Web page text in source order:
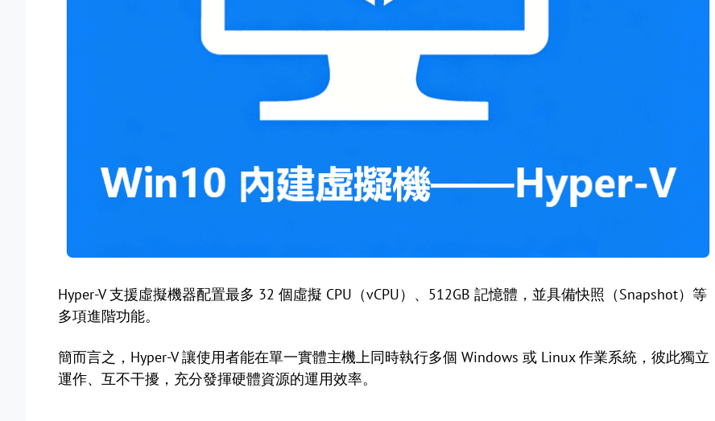
Hyper-V 支援虛擬機器配置最多 32 個虛擬 CPU（vCPU）、512GB 記憶體，並具備快照（Snapshot）等
多項進階功能。
簡而言之，Hyper-V 讓使用者能在單一實體主機上同時執行多個 Windows 或 Linux 作業系統，彼此獨立
運作、互不干擾，充分發揮硬體資源的運用效率。